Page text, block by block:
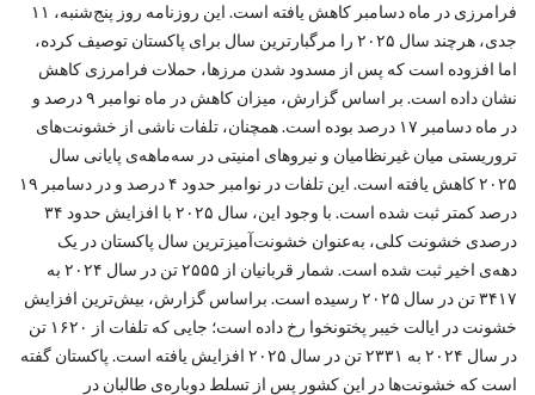
فرامرزی در ماه دسامبر کاهش یافته است. این روزنامه روز پنج‌شنبه، ۱۱
جدی، هرچند سال ۲۰۲۵ را مرگبارترین سال برای پاکستان توصیف کرده،
اما افزوده است که پس از مسدود شدن مرزها، حملات فرامرزی کاهش
نشان داده است. بر اساس گزارش، میزان کاهش در ماه نوامبر ۹ درصد و
در ماه دسامبر ۱۷ درصد بوده است. همچنان، تلفات ناشی از خشونت‌های
تروریستی میان غیرنظامیان و نیروهای امنیتی در سه‌ماهه‌ی پایانی سال
۲۰۲۵ کاهش یافته است. این تلفات در نوامبر حدود ۴ درصد و در دسامبر ۱۹
درصد کمتر ثبت شده است. با وجود این، سال ۲۰۲۵ با افزایش حدود ۳۴
درصدی خشونت کلی، به‌عنوان خشونت‌آمیزترین سال پاکستان در یک
دهه‌ی اخیر ثبت شده است. شمار قربانیان از ۲۵۵۵ تن در سال ۲۰۲۴ به
۳۴۱۷ تن در سال ۲۰۲۵ رسیده است. براساس گزارش، بیش‌ترین افزایش
خشونت در ایالت خیبر پختونخوا رخ داده است؛ جایی که تلفات از ۱۶۲۰ تن
در سال ۲۰۲۴ به ۲۳۳۱ تن در سال ۲۰۲۵ افزایش یافته است. پاکستان گفته
است که خشونت‌ها در این کشور پس از تسلط دوباره‌ی طالبان در